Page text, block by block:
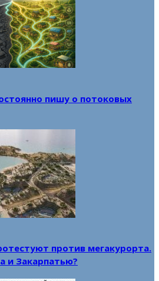
пишу о потоковых
против мегакурорта.
и Закарпатью?